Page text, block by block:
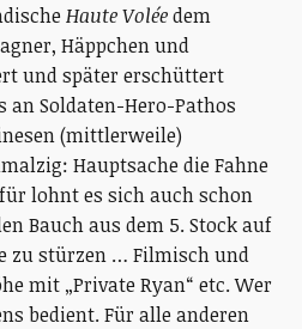
Haute Voléedem
Häppchen und
und später erschüttert
an Soldaten-Hero-Pathos
(mittlerweile)
Hauptsache die Fahne
lohnt es sich auch schon
Bauch aus dem 5. Stock auf
zu stürzen … Filmisch und
mit „Private Ryan“ etc. Wer
bedient. Für alle anderen